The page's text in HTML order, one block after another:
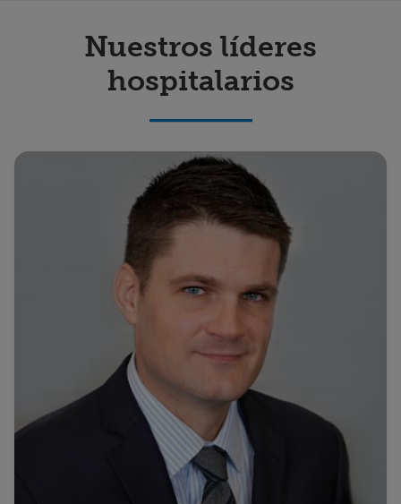
Nuestros líderes
hospitalarios